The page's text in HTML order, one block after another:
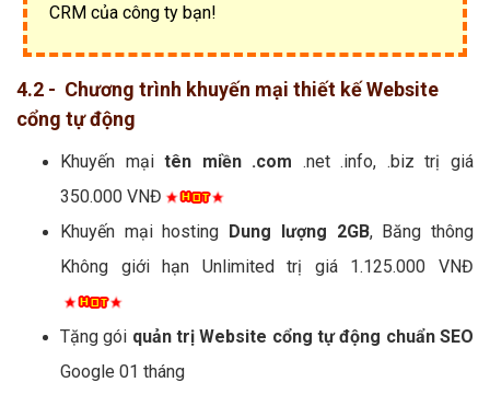
CRM của công ty bạn!
4.2 - Chương trình khuyến mại thiết kế Website
cổng tự động
Khuyến mạitên miền .com .net .info, .biz trị giá
350.000 VNĐ
Khuyến mại hosting Dung lượng 2GB, Băng thông
Không giới hạn Unlimited trị giá 1.125.000 VNĐ
Tặng gói quản trị Website cổng tự động chuẩn SEO
Google 01 tháng